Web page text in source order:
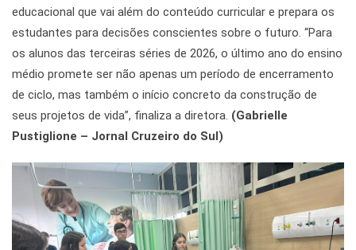
educacional que vai além do conteúdo curricular e prepara os
estudantes para decisões conscientes sobre o futuro. “Para
os alunos das terceiras séries de 2026, o último ano do ensino
médio promete ser não apenas um período de encerramento
de ciclo, mas também o início concreto da construção de
seus projetos de vida”, finaliza a diretora. (Gabrielle
Pustiglione – Jornal Cruzeiro do Sul)